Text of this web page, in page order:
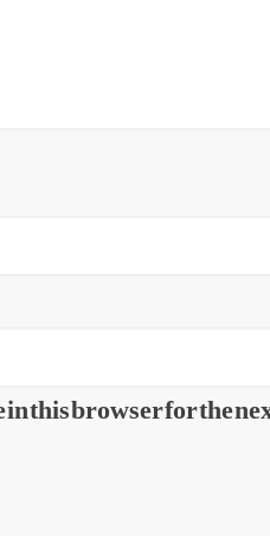
this browser for the